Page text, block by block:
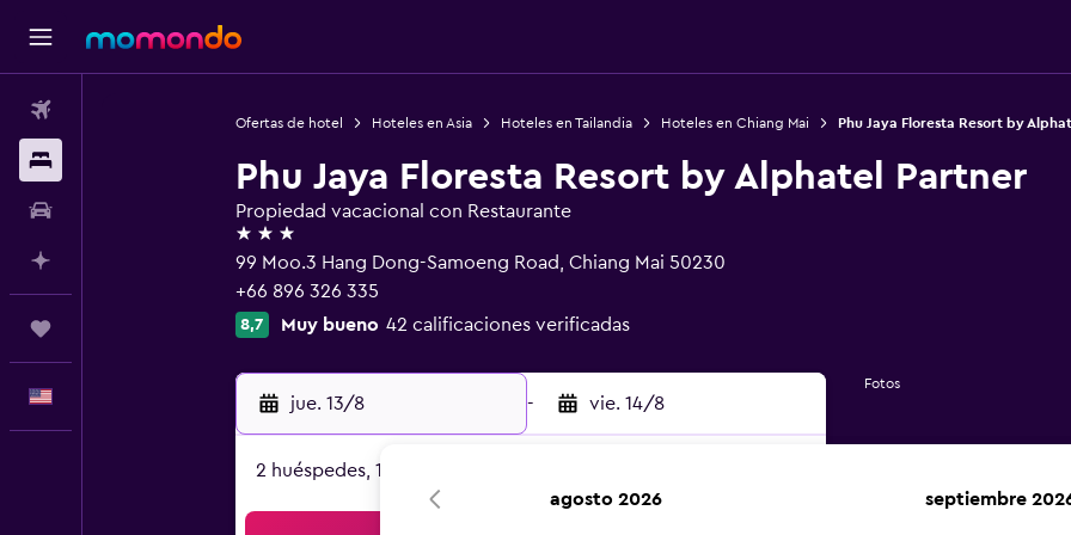
Ofertas de hotel Hoteles en Asia Hoteles en Tailandia Hoteles en Chiang Mai Phu Jaya Floresta Resort by
Phu Jaya Floresta Resort by Alphatel Partner
Propiedad vacacional con Restaurante
3 estrellas
99 Moo.3 Hang Dong-Samoeng Road, Chiang Mai 50230
+66 896 326 335
8,7 Muy bueno 42 calificaciones verificadas
jue. 13/8 - vie. 14/8
2 huéspedes, 1 habitación
Fotos
agosto 2026 septiembre